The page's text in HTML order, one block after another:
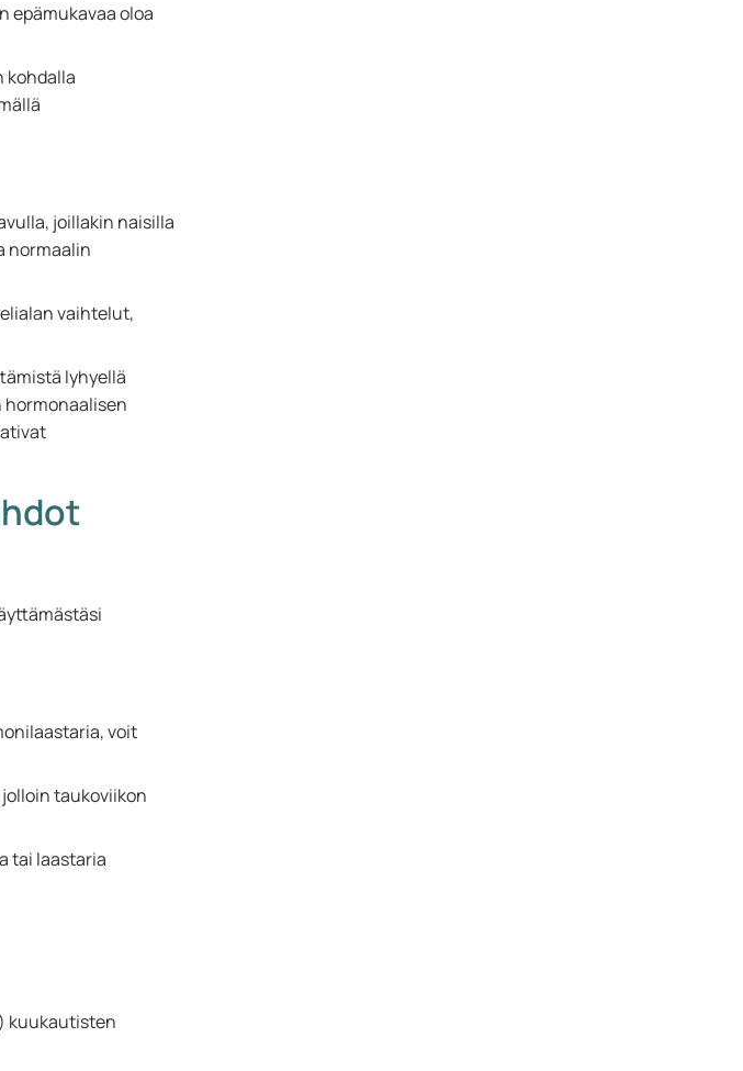
epämukavaa oloa
kohdalla
joillakin naisilla
normaalin
vaihtelut,
lyhyellä
voit
taukoviikon
tai laastaria
kuukautisten